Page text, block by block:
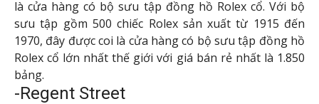
là cửa hàng có bộ sưu tập đồng hồ Rolex cổ. Với bộ
sưu tập gồm 500 chiếc Rolex sản xuất từ 1915 đến
1970, đây được coi là cửa hàng có bộ sưu tập đồng hồ
Rolex cổ lớn nhất thế giới với giá bán rẻ nhất là 1.850
bảng.
-Regent Street